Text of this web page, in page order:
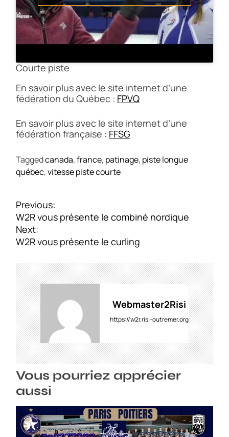
Courte piste
En savoir plus avec le site internet d’une
fédération du Québec : FPVQ
En savoir plus avec le site internet d’une
fédération française : FFSG
Taggedcanada,france, patinage, piste longue
québec,vitesse piste courte
N
a
v
i
a
t
i
o
n
d
e
l
’
a
r
t
c
Previous:
W2R vous présente le combiné nordique
Next:
W2R vous présente le curling
Webmaster2Risi
https://w2r.risi-outremer.org
Vous pourriez apprécier
aussi